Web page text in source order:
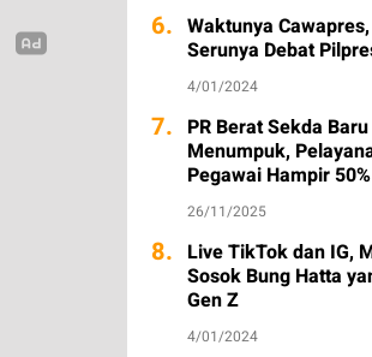
6. Waktunya
Serunya Debat
4/01/2024
7. PR Berat Sekda
Menumpuk,
Pegawai Hampir
26/11/2025
8. Live TikTok dan IG,
Sosok Bung Hatta
Gen Z
4/01/2024